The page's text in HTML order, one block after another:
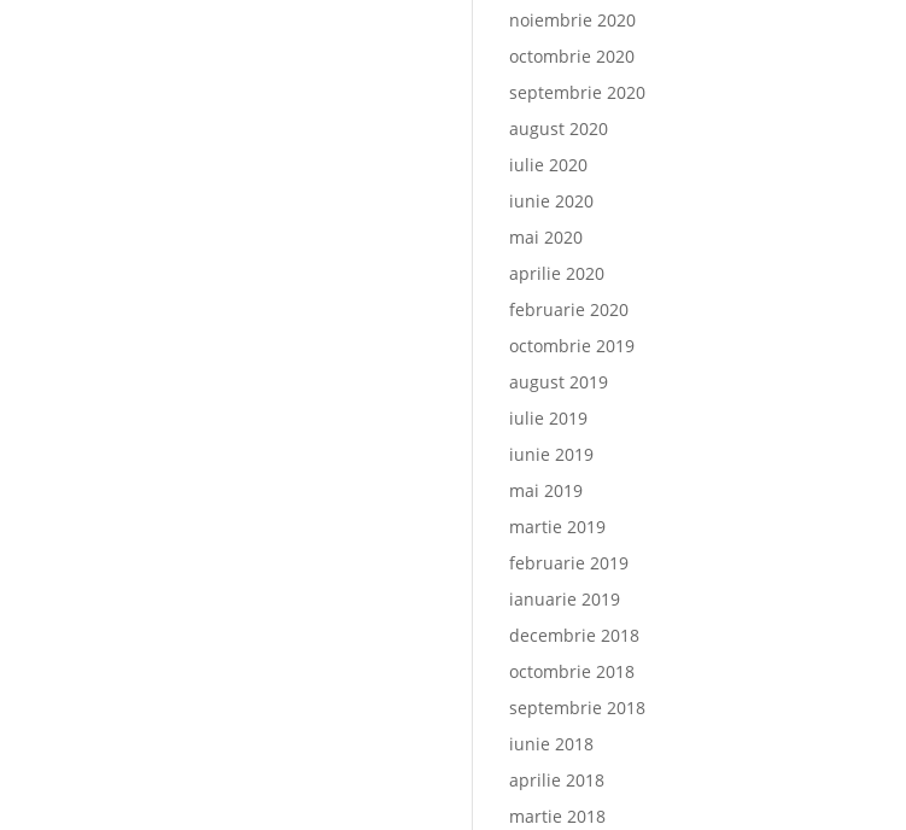
noiembrie 2020
octombrie 2020
septembrie 2020
august 2020
iulie 2020
iunie 2020
mai 2020
aprilie 2020
februarie 2020
octombrie 2019
august 2019
iulie 2019
iunie 2019
mai 2019
martie 2019
februarie 2019
ianuarie 2019
decembrie 2018
octombrie 2018
septembrie 2018
iunie 2018
aprilie 2018
martie 2018